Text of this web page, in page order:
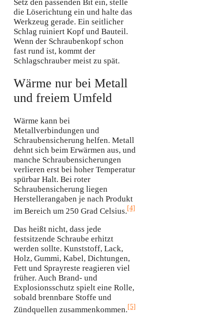
Setz den passenden Bit ein, stelle
die Löserichtung ein und halte das
Werkzeug gerade. Ein seitlicher
Schlag ruiniert Kopf und Bauteil.
Wenn der Schraubenkopf schon
fast rund ist, kommt der
Schlagschrauber meist zu spät.
Wärme nur bei Metall
und freiem Umfeld
Wärme kann bei
Metallverbindungen und
Schraubensicherung helfen. Metall
dehnt sich beim Erwärmen aus, und
manche Schraubensicherungen
verlieren erst bei hoher Temperatur
spürbar Halt. Bei roter
Schraubensicherung liegen
Herstellerangaben je nach Produkt
im Bereich um 250 Grad Celsius.[4]
Das heißt nicht, dass jede
festsitzende Schraube erhitzt
werden sollte. Kunststoff, Lack,
Holz, Gummi, Kabel, Dichtungen,
Fett und Sprayreste reagieren viel
früher. Auch Brand- und
Explosionsschutz spielt eine Rolle,
sobald brennbare Stoffe und
Zündquellen zusammenkommen.[5]